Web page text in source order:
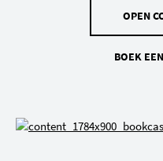
OPEN
BOEK